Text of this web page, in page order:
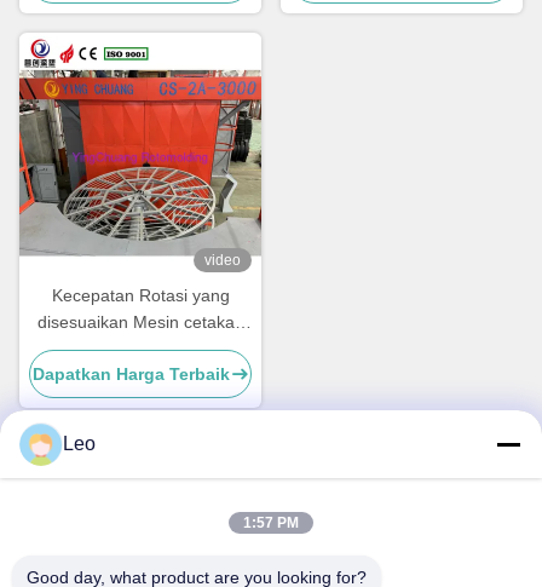
Disesuaikan
video
Kecepatan Rotasi yang
disesuaikan Mesin cetakan
putar Peralatan cetakan
putar Produksi cepat
Dapatkan Harga Terbaik
Alamat
Leo
1:57 PM
Good day, what product are you looking for?